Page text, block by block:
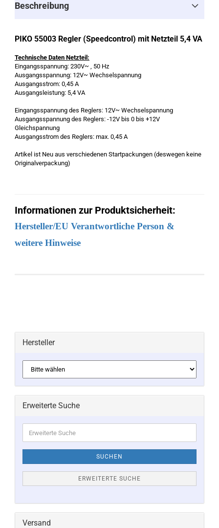
Beschreibung
PIKO 55003 Regler (Speedcontrol) mit Netzteil 5,4 VA
Technische Daten Netzteil:
Eingangsspannung: 230V~ , 50 Hz
Ausgangsspannung: 12V~ Wechselspannung
Ausgangsstrom: 0,45 A
Ausgangsleistung: 5,4 VA
Eingangsspannung des Reglers: 12V~ Wechselspannung
Ausgangsspannung des Reglers: -12V bis 0 bis +12V
Gleichspannung
Ausgangsstrom des Reglers: max. 0,45 A
Artikel ist Neu aus verschiedenen Startpackungen (deswegen keine
Originalverpackung)
Informationen zur Produktsicherheit:
Hersteller/EU Verantwortliche Person &
weitere Hinweise
Hersteller
Erweiterte Suche
Suche
SUCHEN
ERWEITERTE SUCHE
Versand